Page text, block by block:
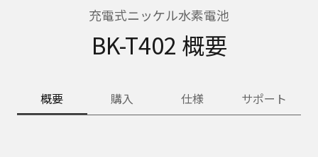
充電式ニッケル水素電池
BK-T402 概要
概要 購入 仕様 サポート